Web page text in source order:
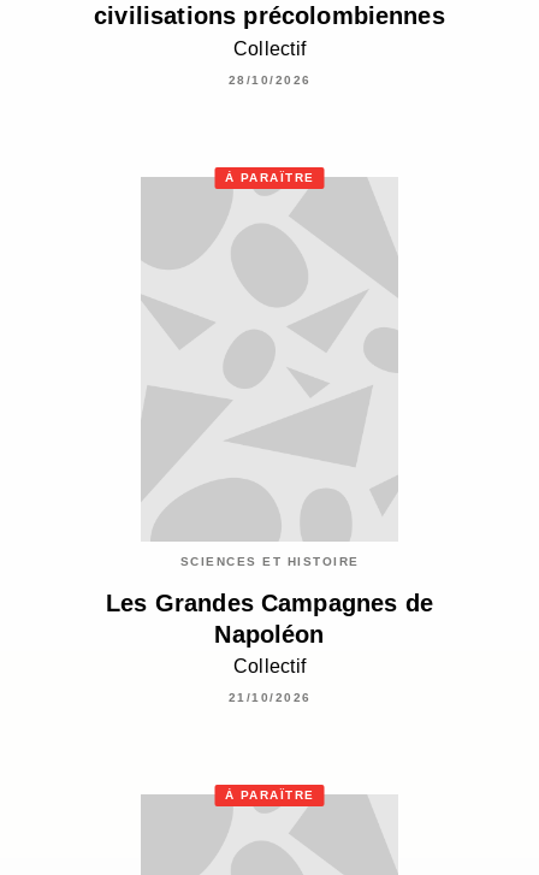
civilisations précolombiennes
Collectif
28/10/2026
À PARAÎTRE
SCIENCES ET HISTOIRE
Les Grandes Campagnes de
Napoléon
Collectif
21/10/2026
À PARAÎTRE